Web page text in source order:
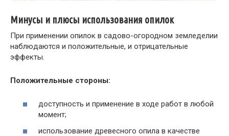
Минусы и плюсы использования опилок
При применении опилок в садово-огородном земледелии
наблюдаются и положительные, и отрицательные
эффекты.
Положительные стороны:
доступность и применение в ходе работ в любой
момент;
использование древесного опила в качестве